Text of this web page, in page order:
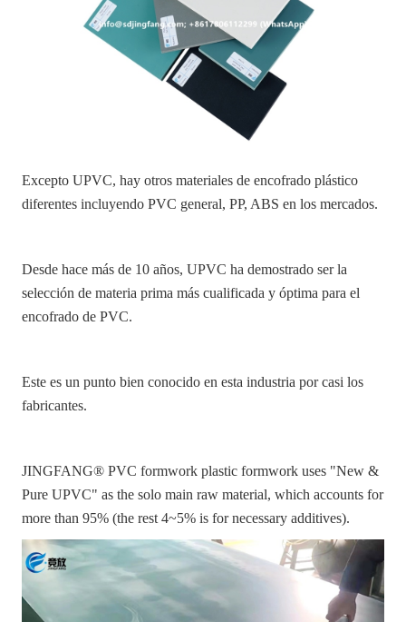
Excepto UPVC, hay otros materiales de encofrado plástico
diferentes incluyendo PVC general, PP, ABS en los mercados.
Desde hace más de 10 años, UPVC ha demostrado ser la
selección de materia prima más cualificada y óptima para el
encofrado de PVC.
Este es un punto bien conocido en esta industria por casi los
fabricantes.
JINGFANG® PVC formwork plastic formwork uses "New &
Pure UPVC" as the solo main raw material, which accounts for
more than 95% (the rest 4~5% is for necessary additives).